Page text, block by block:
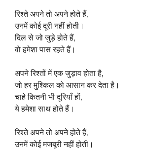
रिश्ते अपने तो अपने होते हैं,
उनमें कोई दूरी नहीं होती।
दिल से जो जुड़े होते हैं,
वो हमेशा पास रहते हैं।
अपने रिश्तों में एक जुड़ाव होता है,
जो हर मुश्किल को आसान कर देता है।
चाहे कितनी भी दूरियाँ हों,
ये हमेशा साथ होते हैं।
रिश्ते अपने तो अपने होते हैं,
उनमें कोई मजबूरी नहीं होती।